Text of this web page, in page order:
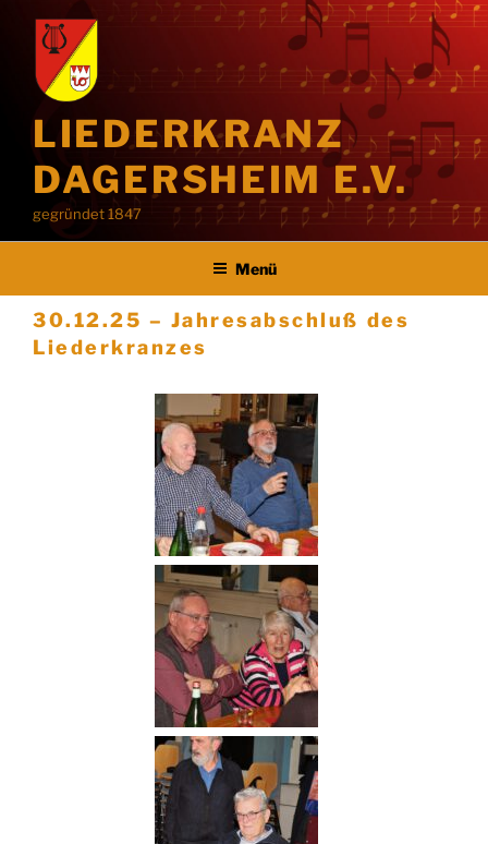
LIEDERKRANZ
DAGERSHEIM E.V.
gegründet 1847
Menü
30.12.25 – Jahresabschluß des
Liederkranzes